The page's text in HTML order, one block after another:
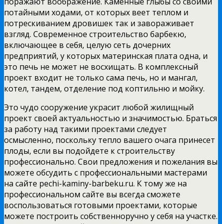
потайными ходами, от которых веет теплом и
потрескиванием дровишек так и завораживает
взгляд. Современное строительство барбекю,
включающее в себя, целую сеть дочерних
предприятий, у которых материнская плата одна, и
это печь не может не восхищать. В комплексный
проект входит не только сама печь, но и мангал,
котел, тандем, отделение под коптильню и мойку.
Это чудо сооружение украсит любой жилищный
проект своей актуальностью и значимостью. Браться
за работу над такими проектами следует
осмысленно, поскольку тепло вашего очага принесет
плоды, если вы подойдете к строительству
профессионально. Свои предложения и пожелания вы
можете обсудить с профессиональными мастерами
на сайте pechi-kaminy-barbeku.ru. К тому же на
профессиональном сайте вы всегда сможете
воспользоваться готовыми проектами, которые
можете построить собственноручно у себя на участке.